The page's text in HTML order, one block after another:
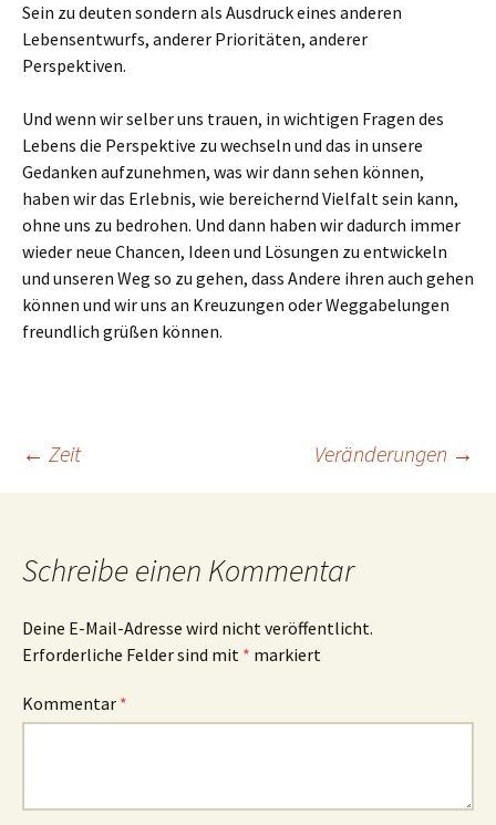
Sein zu deuten sondern als Ausdruck eines anderen
Lebensentwurfs, anderer Prioritäten, anderer
Perspektiven.
Und wenn wir selber uns trauen, in wichtigen Fragen des
Lebens die Perspektive zu wechseln und das in unsere
Gedanken aufzunehmen, was wir dann sehen können,
haben wir das Erlebnis, wie bereichernd Vielfalt sein kann,
ohne uns zu bedrohen. Und dann haben wir dadurch immer
wieder neue Chancen, Ideen und Lösungen zu entwickeln
und unseren Weg so zu gehen, dass Andere ihren auch gehen
können und wir uns an Kreuzungen oder Weggabelungen
freundlich grüßen können.
Beitragsnavigation
← Zeit Veränderungen →
Schreibe einen Kommentar
Deine E-Mail-Adresse wird nicht veröffentlicht.
Erforderliche Felder sind mit * markiert
Kommentar *